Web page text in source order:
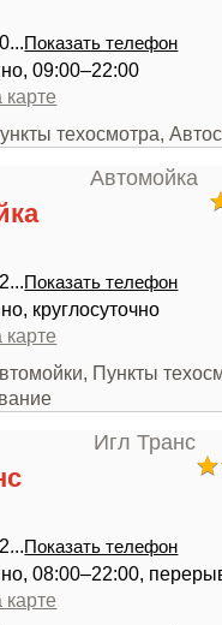
Показать телефон
09:00–22:00
карте
техосмотра,
Показать телефон
круглосуточно
карте
Пункты
Показать телефон
08:00–22:00,
карте